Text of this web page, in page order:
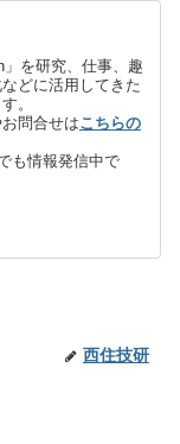
を研究、仕事、趣
どに活用してきた
。
問合せはこちらの
も情報発信中で
西住技研